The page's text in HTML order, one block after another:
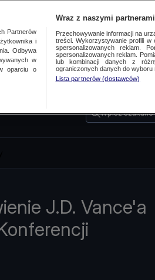
Wpisz szukane
J.D. Vance'a
Partnerów
i
Odbywa
w
oparciu o
Wraz z naszymi
Przechowywanie informacji na
treści. Wykorzystywanie profili w
spersonalizowanych reklam.
spersonalizowanych reklam.
lub kombinacji danych z
ograniczonych danych do wyboru
Lista partnerów (dostawców)